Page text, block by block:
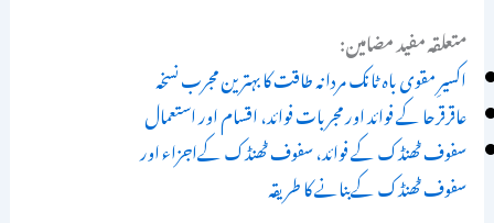
متعلقہ مفید مضامین:
اکسیرِ مقوی باہ ٹانک مردانہ طاقت کا بہترین مجرب نسخہ
عاقرقرحا کے فوائد اور مجربات فوائد، اقسام اور استعمال
سفوف ٹھنڈک کے فوائد، سفوف ٹھنڈک کےاجزاء اور
سفوف ٹھنڈک کےبنانے کا طریقہ